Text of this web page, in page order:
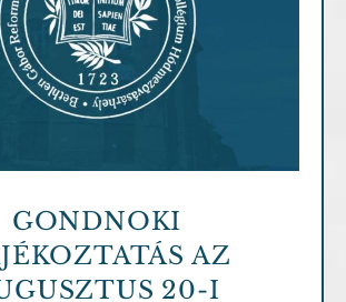
Archív cikkek
GONDNOKI
AZ
20-I